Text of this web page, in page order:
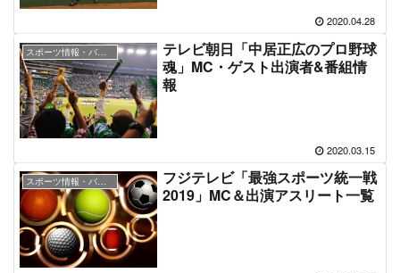
2020.04.28
スポーツ情報・バラエティ番組
テレビ朝日「中居正広のプロ野球
魂」MC・ゲスト出演者&番組情
報
2020.03.15
スポーツ情報・バラエティ番組
フジテレビ「最強スポーツ統一戦
2019」MC＆出演アスリート一覧